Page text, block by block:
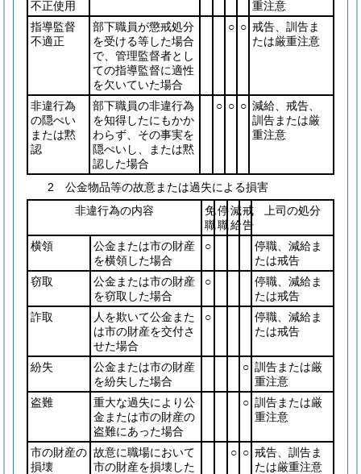
不正使用
重注意
指導監督
不適正
部下職員が懲戒処分
を受ける等した場合
で、管理監督者とし
ての指導監督に適性
を欠いていた場合
○ ○ 戒告、訓告ま
たは厳重注意
非違行為
の隠ぺい
または黙
認
部下職員の非違行為
を知得したにもかか
わらず、その事実を
隠ぺいし、または黙
認した場合
○ ○ ○ 減給、戒告、
訓告または厳
重注意
2 公金物品等の故意または過失による損害
非違行為の内容
免
職
停
職
減
給
戒
告
上司の処分
横領
公金または市の財産
を横領した場合
○
停職、減給ま
たは戒告
窃取
公金または市の財産
を窃取した場合
○
停職、減給ま
たは戒告
詐取
人を欺いて公金また
は市の財産を交付さ
せた場合
○
停職、減給ま
たは戒告
紛失
公金または市の財産
を紛失した場合
○ 訓告または厳
重注意
盗難
重大な過失により公
金または市の財産の
盗難にあった場合
○ 訓告または厳
重注意
市の財産の
損壊
故意に職場において
市の財産を損壊した
○ ○ 戒告、訓告ま
たは厳重注意